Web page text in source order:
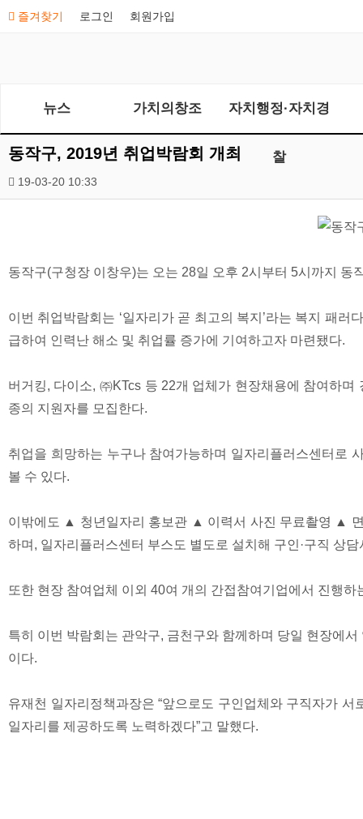
즐겨찾기 로그인 회원가입
뉴스 가치의창조 자치행정·자치경
찰
동작구, 2019년 취업박람회 개최
19-03-20 10:33
동작구(구청장 이창우)는 오는 28일 오후 2시부터 5시까지 동
이번 취업박람회는 ‘일자리가 곧 최고의 복지’라는 복지 패
급하여 인력난 해소 및 취업률 증가에 기여하고자 마련됐다.
버거킹, 다이소, ㈜KTcs 등 22개 업체가 현장채용에 참여하
종의 지원자를 모집한다.
취업을 희망하는 누구나 참여가능하며 일자리플러스센터로
볼 수 있다.
이밖에도 ▲ 청년일자리 홍보관 ▲ 이력서 사진 무료촬영 ▲
하며, 일자리플러스센터 부스도 별도로 설치해 구인·구직 상
또한 현장 참여업체 이외 40여 개의 간접참여기업에서 진행
특히 이번 박람회는 관악구, 금천구와 함께하며 당일 현장에
이다.
유재천 일자리정책과장은 “앞으로도 구인업체와 구직자가
일자리를 제공하도록 노력하겠다”고 말했다.